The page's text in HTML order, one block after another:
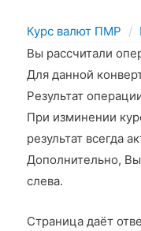
Курс валют ПМР
Вы рассчитали
Для данной
Результат
При изминении
результат всегда
Дополнительно,
слева.
Страница даёт